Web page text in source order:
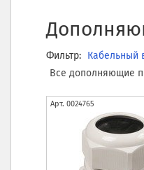
Фильтр: Кабельный
Все дополняющие
Арт. 0024765